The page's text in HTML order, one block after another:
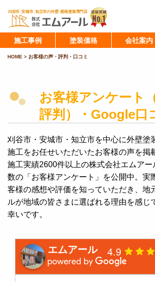
施工事例 塗装価格 会社案内
HOME > お客様の声・評判・口コミ
お客様アンケート
評判）・Google口
刈谷市・安城市・知立市を中心に外壁塗
施工をお任せいただいたお客様の声を掲
施工実績2600件以上の株式会社エムアー
数の「お客様アンケート」を公開中。実
客様の感想や評価を知っていただき、地
ルが地域の皆さまに選ばれる理由を感じ
幸いです。
エムアール 4.9